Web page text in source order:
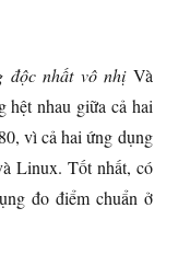
độc nhất vô nhịVà
hệt nhau giữa cả hai
vì cả hai ứng dụng
Linux. Tốt nhất, có
đo điểm chuẩn ở